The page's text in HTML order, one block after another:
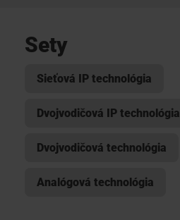
SPOLOČNOSŤ
ŠKOLENIE
Sety
Sieťová IP technológia
Dvojvodičová IP technológia
Dvojvodičová technológia
Analógová technológia